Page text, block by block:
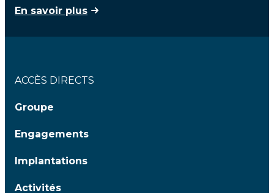
En savoir plus
ACCÈS DIRECTS
Groupe
Engagements
Implantations
Activités